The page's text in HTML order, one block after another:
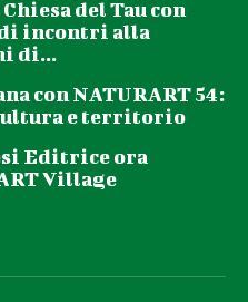
del Tau con
di incontri alla
di...
con NATURART 54:
e territorio
Editrice ora
Village